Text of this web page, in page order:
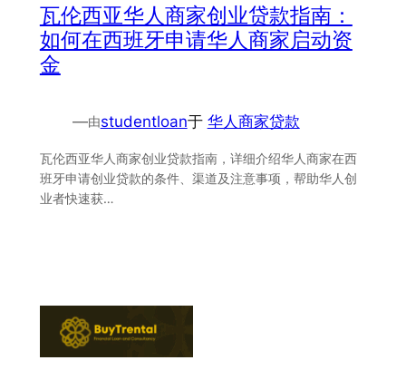
瓦伦西亚华人商家创业贷款指南：
如何在西班牙申请华人商家启动资
金
—由studentloan于 华人商家贷款
瓦伦西亚华人商家创业贷款指南，详细介绍华人商家在西
班牙申请创业贷款的条件、渠道及注意事项，帮助华人创
业者快速获…